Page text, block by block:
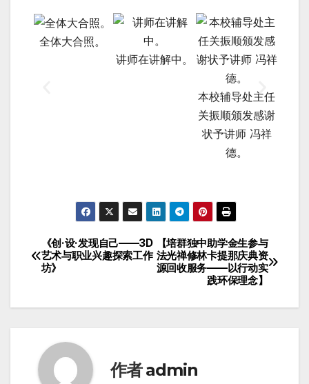
全体大合照。
讲师在讲解中。
本校辅导处主任
关振顺颁发感谢
状予讲师 冯祥
德。
【培群独中助学金生参与
法光禅修林卡提那庆典资
源回收服务——以行动实
践环保理念】
《创·设·发现自己——3D
艺术与职业兴趣探索工作
坊》
作者admin